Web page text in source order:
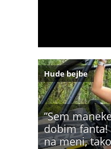
”Sem
dobim fanta!
na meni,
Hude bejbe